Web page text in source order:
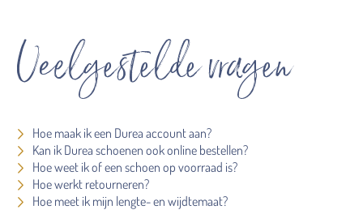
Veelgestelde vragen
Hoe maak ik een Durea account aan?
Kan ik Durea schoenen ook online bestellen?
Hoe weet ik of een schoen op voorraad is?
Hoe werkt retourneren?
Hoe meet ik mijn lengte- en wijdtemaat?